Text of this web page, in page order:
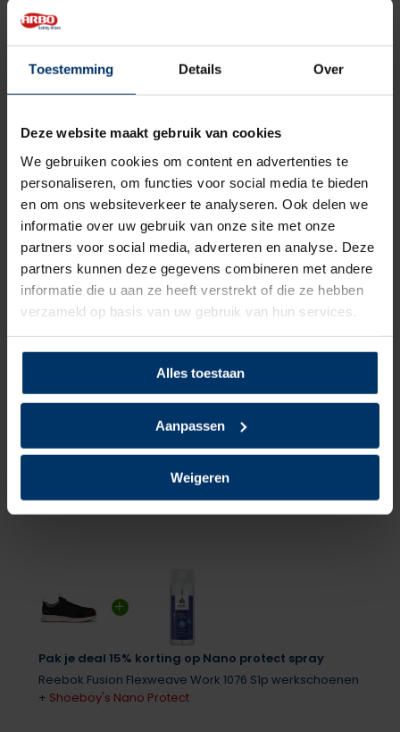
Toestemming Details Over
Deze website maakt gebruik van cookies
We gebruiken cookies om content en advertenties te
personaliseren, om functies voor social media te bieden
en om ons websiteverkeer te analyseren. Ook delen we
informatie over uw gebruik van onze site met onze
partners voor social media, adverteren en analyse. Deze
partners kunnen deze gegevens combineren met andere
informatie die u aan ze heeft verstrekt of die ze hebben
verzameld op basis van uw gebruik van hun services.
Alles toestaan
Aanpassen
Weigeren
Pak je deal 15% korting op Nano protect spray
Reebok Fusion Flexweave Work 1076 S1p werkschoenen
+ Shoeboy's Nano Protect
Neusbeveiliging
Zoolmateriaal Rubber/EVA
Antislip Ja
Overige specificaties Antistatisch, Metaalvrij
Kleur Zwart
Beoordelingen
Schrijf je eigen review
Er zijn nog geen reviews geschreven over dit product..
Delen